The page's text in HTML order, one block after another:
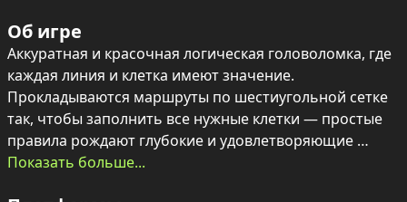
Об игре
Аккуратная и красочная логическая головоломка, где
каждая линия и клетка имеют значение.
Прокладываются маршруты по шестиугольной сетке
так, чтобы заполнить все нужные клетки — простые
правила рождают глубокие и удовлетворяющие
задачи.
Показать больше...